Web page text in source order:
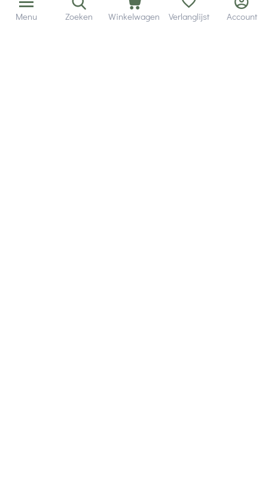
Menu Zoeken Winkelwagen Verlanglijst Account